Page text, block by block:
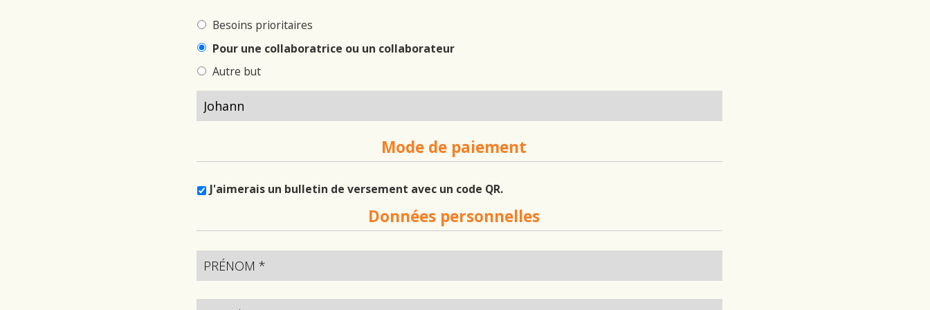
Besoins prioritaires
Pour une collaboratrice ou un collaborateur
Autre but
Mode de paiement
J'aimerais un bulletin de versement avec un code QR.
Données personnelles